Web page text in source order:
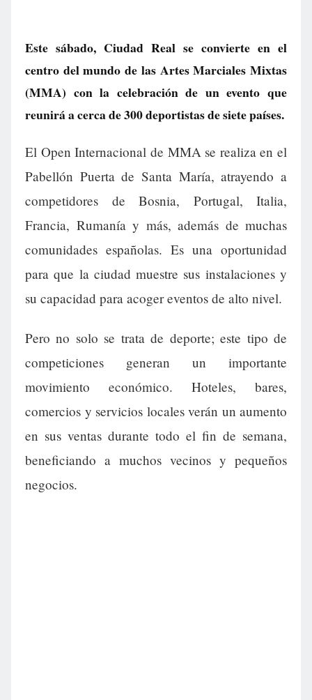
Este sábado, Ciudad Real se convierte en el
centro del mundo de las Artes Marciales Mixtas
(MMA) con la celebración de un evento que
reunirá a cerca de 300 deportistas de siete países.
El Open Internacional de MMA se realiza en el
Pabellón Puerta de Santa María, atrayendo a
competidores de Bosnia, Portugal, Italia,
Francia, Rumanía y más, además de muchas
comunidades españolas. Es una oportunidad
para que la ciudad muestre sus instalaciones y
su capacidad para acoger eventos de alto nivel.
Pero no solo se trata de deporte; este tipo de
competiciones generan un importante
movimiento económico. Hoteles, bares,
comercios y servicios locales verán un aumento
en sus ventas durante todo el fin de semana,
beneficiando a muchos vecinos y pequeños
negocios.